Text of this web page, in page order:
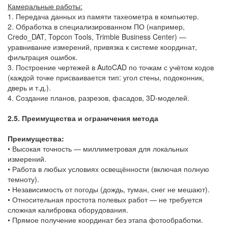
Камеральные работы:
1. Передача данных из памяти тахеометра в компьютер.
2. Обработка в специализированном ПО (например,
Credo_DAT, Topcon Tools, Trimble Business Center) —
уравнивание измерений, привязка к системе координат,
фильтрация ошибок.
3. Построение чертежей в AutoCAD по точкам с учётом кодов
(каждой точке присваивается тип: угол стены, подоконник,
дверь и т.д.).
4. Создание планов, разрезов, фасадов, 3D-моделей.
2.5. Преимущества и ограничения метода
Преимущества:
• Высокая точность — миллиметровая для локальных
измерений.
• Работа в любых условиях освещённости (включая полную
темноту).
• Независимость от погоды (дождь, туман, снег не мешают).
• Относительная простота полевых работ — не требуется
сложная калибровка оборудования.
• Прямое получение координат без этапа фотообработки.